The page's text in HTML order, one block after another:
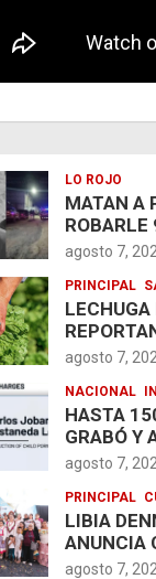
LO ROJO
MATAN A
ROBARLE
agosto 7,
PRINCIPAL
LECHUGA
agosto 7,
NACIONAL
HASTA
GRABÓ Y
agosto 7,
PRINCIPAL
LIBIA
ANUNCIA
agosto 7,